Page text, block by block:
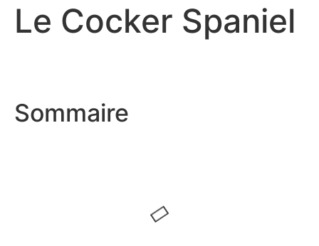
Le Cocker Spaniel
Sommaire